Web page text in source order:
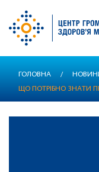
основного
ГОЛОВНА / НОВИНИ
ЩО ПОТРІБНО ЗНАТИ